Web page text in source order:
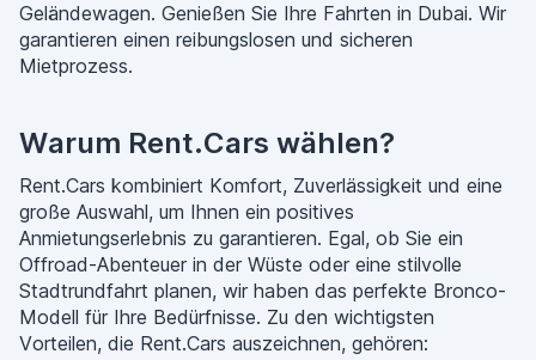
Geländewagen. Genießen Sie Ihre Fahrten in Dubai. Wir
garantieren einen reibungslosen und sicheren
Mietprozess.
Warum Rent.Cars wählen?
Rent.Cars kombiniert Komfort, Zuverlässigkeit und eine
große Auswahl, um Ihnen ein positives
Anmietungserlebnis zu garantieren. Egal, ob Sie ein
Offroad-Abenteuer in der Wüste oder eine stilvolle
Stadtrundfahrt planen, wir haben das perfekte Bronco-
Modell für Ihre Bedürfnisse. Zu den wichtigsten
Vorteilen, die Rent.Cars auszeichnen, gehören: